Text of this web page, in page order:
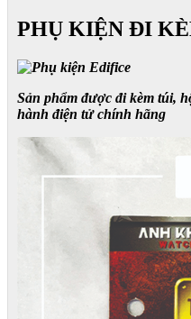
PHỤ KIỆN ĐI
Sản phẩm được đi kèm túi,
hành điện tử chính hãng